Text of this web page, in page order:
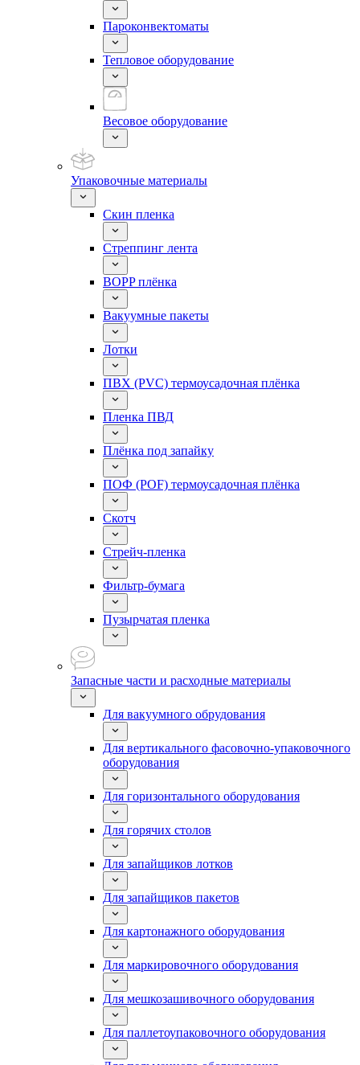
Пароконвектоматы
Тепловое оборудование
Весовое оборудование
Упаковочные материалы
Скин пленка
Стреппинг лента
BOPP плёнка
Вакуумные пакеты
Лотки
ПВХ (PVC) термоусадочная плёнка
Пленка ПВД
Плёнка под запайку
ПОФ (POF) термоусадочная плёнка
Скотч
Стрейч-пленка
Фильтр-бумага
Пузырчатая пленка
Запасные части и расходные материалы
Для вакуумного обрудования
Для вертикального фасовочно-упаковочного
оборудования
Для горизонтального оборудования
Для горячих столов
Для запайщиков лотков
Для запайщиков пакетов
Для картонажного оборудования
Для маркировочного оборудования
Для мешкозашивочного оборудования
Для паллетоупаковочного оборудования